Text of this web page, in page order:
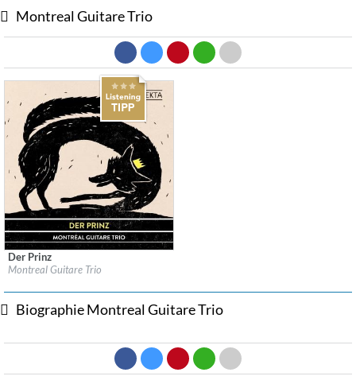
Videos
Montreal Guitare Trio
Label:Groupe Analekta, Inc.
$ 12,90
Der Prinz
Montreal Guitare Trio
Biographie Montreal Guitare Trio